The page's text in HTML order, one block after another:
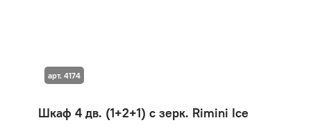
Шкаф 4 дв. (1+2+1) с зерк. Rimini Ice
арт. 4174